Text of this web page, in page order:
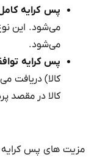
پس کرایه
می‌شود. این
می‌شود.
پس کرایه
کالا) دریافت
کالا در مقصد
مزیت‌ های پس کرایه